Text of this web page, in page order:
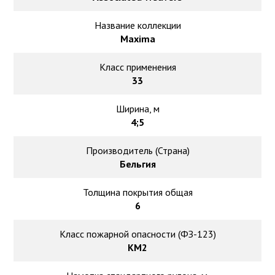
Ковролин под теплый пол
Название коллекции
Maxima
Класс применения
33
Ширина, м
4;5
Производитель (Страна)
Бельгия
Толщина покрытия общая
6
Класс пожарной опасности (ФЗ-123)
КМ2